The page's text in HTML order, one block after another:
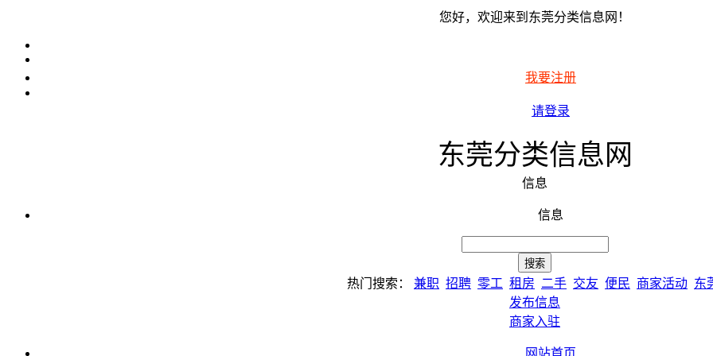
您好，欢迎来到东莞分类信息网！
我要注册
请登录
东莞分类信息网
信息
信息
热门搜索： 兼职 招聘 零工 租房 二手 交友 便民 商家活动 东
发布信息
商家入驻
网站首页